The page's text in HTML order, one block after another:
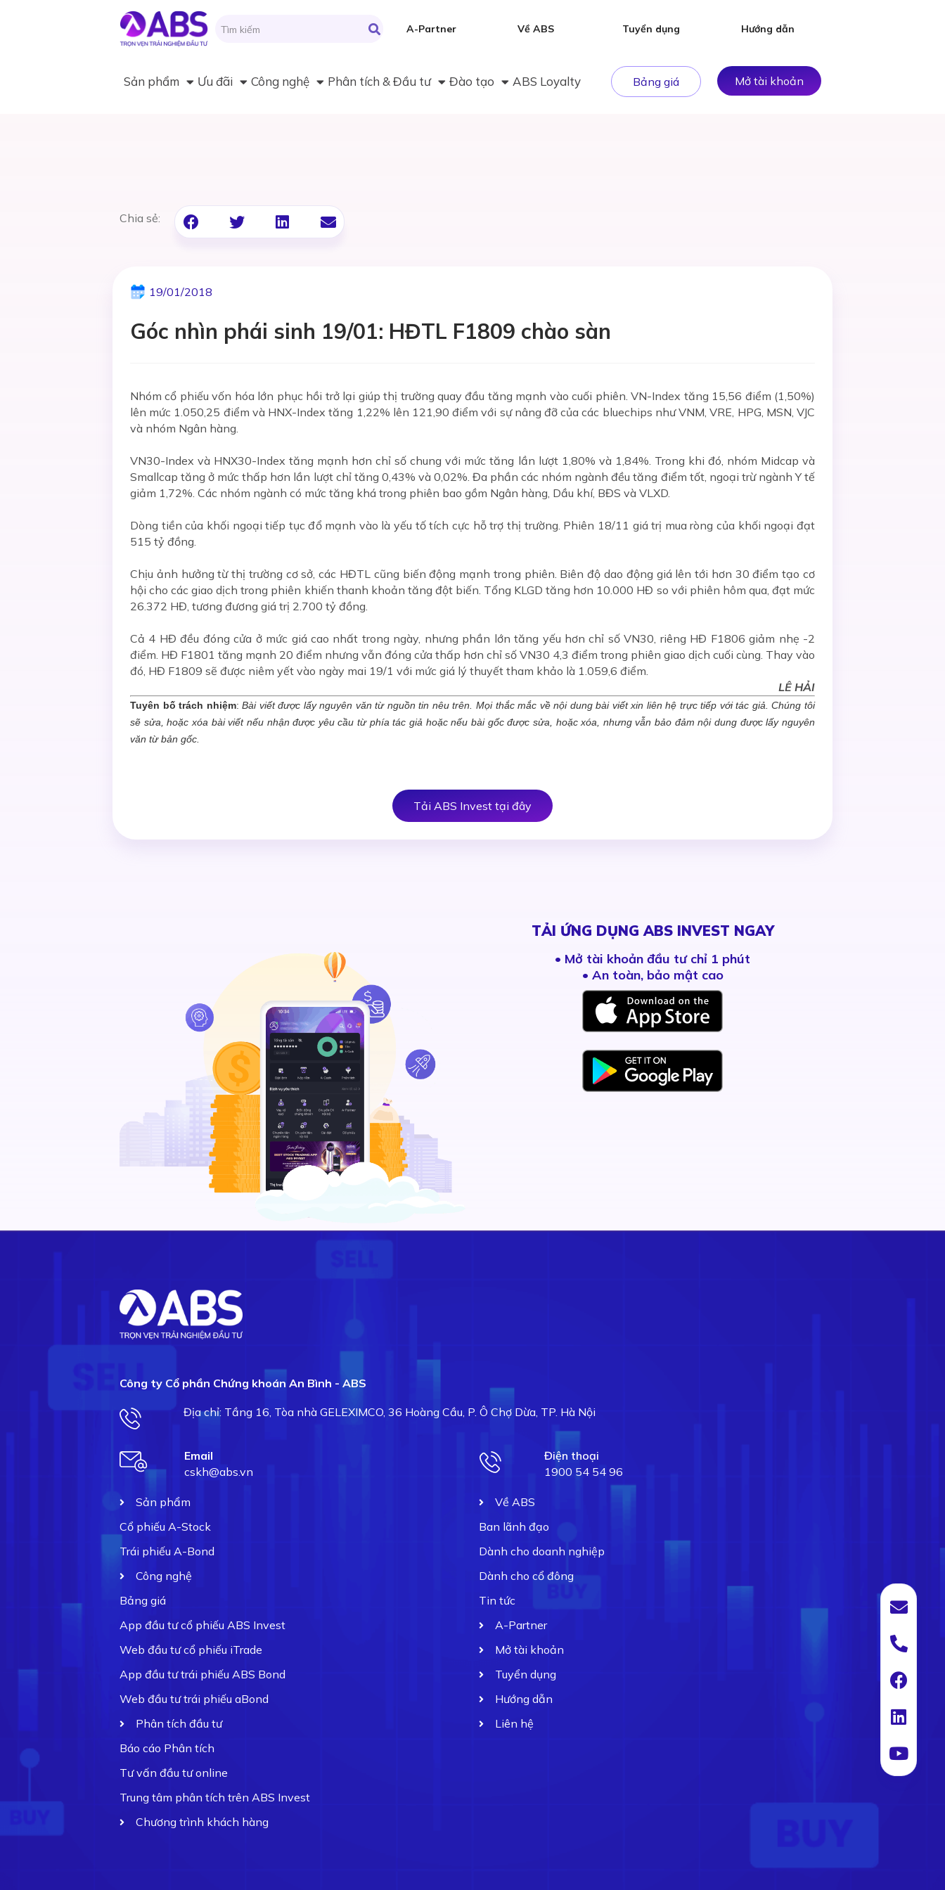
A-Partner Về ABS Tuyển dụng Hướng dẫn
Sản phẩm Ưu đãi Công nghệ Phân tích & Đầu tư Đào tạo ABS Loyalty Bảng giá Mở tài khoản
Chia sẻ:
19/01/2018
Góc nhìn phái sinh 19/01: HĐTL F1809 chào sàn
Nhóm cổ phiếu vốn hóa lớn phục hồi trở lại giúp thị trường quay đầu tăng mạnh vào cuối phiên. VN-Index tăng 15,56 điểm (1,50%)
lên mức 1.050,25 điểm và HNX-Index tăng 1,22% lên 121,90 điểm với sự nâng đỡ của các bluechips như VNM, VRE, HPG, MSN, VJC
và nhóm Ngân hàng.
VN30-Index và HNX30-Index tăng mạnh hơn chỉ số chung với mức tăng lần lượt 1,80% và 1,84%. Trong khi đó, nhóm Midcap và
Smallcap tăng ở mức thấp hơn lần lượt chỉ tăng 0,43% và 0,02%. Đa phần các nhóm ngành đều tăng điểm tốt, ngoại trừ ngành Y tế
giảm 1,72%. Các nhóm ngành có mức tăng khá trong phiên bao gồm Ngân hàng, Dầu khí, BĐS và VLXD.
Dòng tiền của khối ngoại tiếp tục đổ mạnh vào là yếu tố tích cực hỗ trợ thị trường. Phiên 18/11 giá trị mua ròng của khối ngoại đạt
515 tỷ đồng.
Chịu ảnh hưởng từ thị trường cơ sở, các HĐTL cũng biến động mạnh trong phiên. Biên độ dao động giá lên tới hơn 30 điểm tạo cơ
hội cho các giao dịch trong phiên khiến thanh khoản tăng đột biến. Tổng KLGD tăng hơn 10.000 HĐ so với phiên hôm qua, đạt mức
26.372 HĐ, tương đương giá trị 2.700 tỷ đồng.
Cả 4 HĐ đều đóng cửa ở mức giá cao nhất trong ngày, nhưng phần lớn tăng yếu hơn chỉ số VN30, riêng HĐ F1806 giảm nhẹ -2
điểm. HĐ F1801 tăng mạnh 20 điểm nhưng vẫn đóng cửa thấp hơn chỉ số VN30 4,3 điểm trong phiên giao dịch cuối cùng. Thay vào
đó, HĐ F1809 sẽ được niêm yết vào ngày mai 19/1 với mức giá lý thuyết tham khảo là 1.059,6 điểm.
LÊ HẢI
Tuyên bố trách nhiệm:Bài viết được lấy nguyên văn từ nguồn tin nêu trên. Mọi thắc mắc về nội dung bài viết xin liên hệ trực tiếp với tác giả. Chúng tôi
sẽ sửa, hoặc xóa bài viết nếu nhận được yêu cầu từ phía tác giả hoặc nếu bài gốc được sửa, hoặc xóa, nhưng vẫn bảo đảm nội dung được lấy nguyên
văn từ bản gốc.
Tải ABS Invest tại đây
TẢI ỨNG DỤNG ABS INVEST NGAY
• Mở tài khoản đầu tư chỉ 1 phút
• An toàn, bảo mật cao
Công ty Cổ phần Chứng khoán An Bình - ABS
Địa chỉ: Tầng 16, Tòa nhà GELEXIMCO, 36 Hoàng Cầu, P. Ô Chợ Dừa, TP. Hà Nội
Email
cskh@abs.vn
Điện thoại
1900 54 54 96
Sản phẩm
Cổ phiếu A-Stock
Trái phiếu A-Bond
Công nghệ
Bảng giá
App đầu tư cổ phiếu ABS Invest
Web đầu tư cổ phiếu iTrade
App đầu tư trái phiếu ABS Bond
Web đầu tư trái phiếu aBond
Phân tích đầu tư
Báo cáo Phân tích
Tư vấn đầu tư online
Trung tâm phân tích trên ABS Invest
Chương trình khách hàng
Về ABS
Ban lãnh đạo
Dành cho doanh nghiệp
Dành cho cổ đông
Tin tức
A-Partner
Mở tài khoản
Tuyển dụng
Hướng dẫn
Liên hệ